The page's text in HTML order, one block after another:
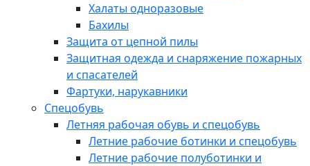
Халаты одноразовые
Бахилы
Защита от цепной пилы
Защитная одежда и снаряжение пожарных
и спасателей
Фартуки, нарукавники
Спецобувь
Летняя рабочая обувь и спецобувь
Летние рабочие ботинки и спецобувь
Летние рабочие полуботинки и